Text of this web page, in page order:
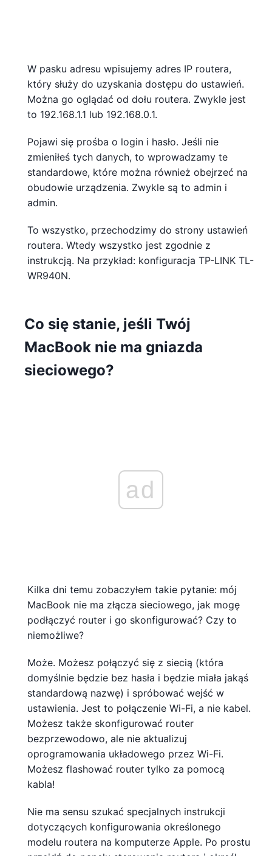
W pasku adresu wpisujemy adres IP routera,
który służy do uzyskania dostępu do ustawień.
Można go oglądać od dołu routera. Zwykle jest
to 192.168.1.1 lub 192.168.0.1.
Pojawi się prośba o login i hasło. Jeśli nie
zmieniłeś tych danych, to wprowadzamy te
standardowe, które można również obejrzeć na
obudowie urządzenia. Zwykle są to admin i
admin.
To wszystko, przechodzimy do strony ustawień
routera. Wtedy wszystko jest zgodnie z
instrukcją. Na przykład: konfiguracja TP-LINK TL-
WR940N.
Co się stanie, jeśli Twój
MacBook nie ma gniazda
sieciowego?
ad
Kilka dni temu zobaczyłem takie pytanie: mój
MacBook nie ma złącza sieciowego, jak mogę
podłączyć router i go skonfigurować? Czy to
niemożliwe?
Może. Możesz połączyć się z siecią (która
domyślnie będzie bez hasła i będzie miała jakąś
standardową nazwę) i spróbować wejść w
ustawienia. Jest to połączenie Wi-Fi, a nie kabel.
Możesz także skonfigurować router
bezprzewodowo, ale nie aktualizuj
oprogramowania układowego przez Wi-Fi.
Możesz flashować router tylko za pomocą
kabla!
Nie ma sensu szukać specjalnych instrukcji
dotyczących konfigurowania określonego
modelu routera na komputerze Apple. Po prostu